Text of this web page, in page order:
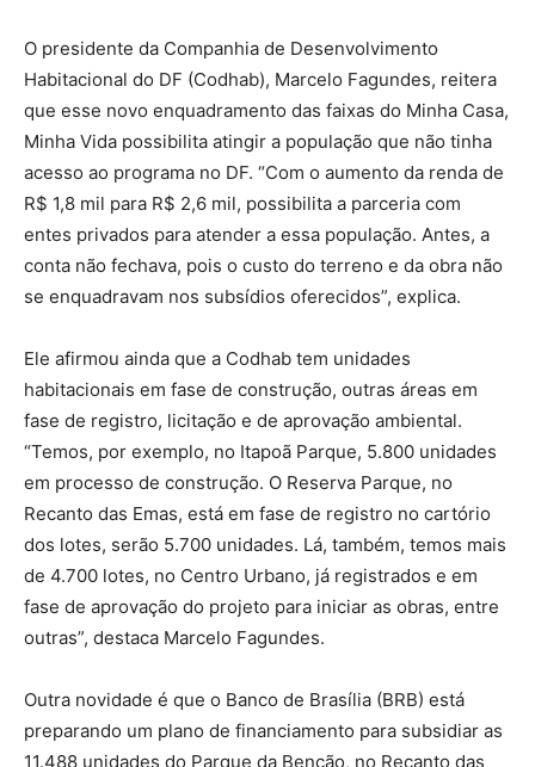
O presidente da Companhia de Desenvolvimento
Habitacional do DF (Codhab), Marcelo Fagundes, reitera
que esse novo enquadramento das faixas do Minha Casa,
Minha Vida possibilita atingir a população que não tinha
acesso ao programa no DF. “Com o aumento da renda de
R$ 1,8 mil para R$ 2,6 mil, possibilita a parceria com
entes privados para atender a essa população. Antes, a
conta não fechava, pois o custo do terreno e da obra não
se enquadravam nos subsídios oferecidos”, explica.
Ele afirmou ainda que a Codhab tem unidades
habitacionais em fase de construção, outras áreas em
fase de registro, licitação e de aprovação ambiental.
“Temos, por exemplo, no Itapoã Parque, 5.800 unidades
em processo de construção. O Reserva Parque, no
Recanto das Emas, está em fase de registro no cartório
dos lotes, serão 5.700 unidades. Lá, também, temos mais
de 4.700 lotes, no Centro Urbano, já registrados e em
fase de aprovação do projeto para iniciar as obras, entre
outras”, destaca Marcelo Fagundes.
Outra novidade é que o Banco de Brasília (BRB) está
preparando um plano de financiamento para subsidiar as
11.488 unidades do Parque da Benção, no Recanto das